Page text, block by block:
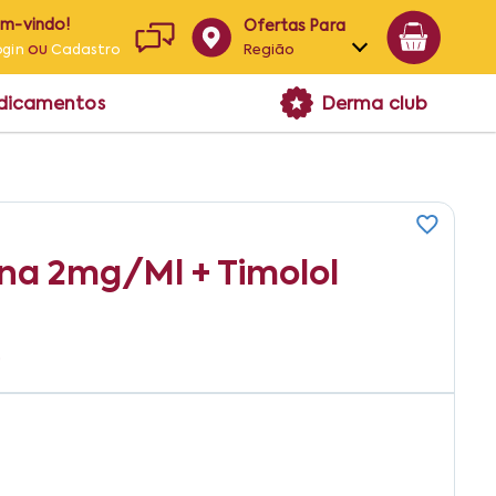
vindo!
ouCadastro
Ofertas Para
Região
Alagoas
Derma club
2mg/ml + Timolol